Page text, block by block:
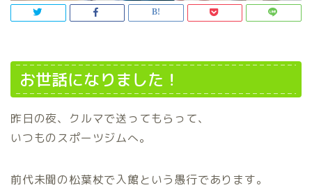
お世話になりました！
昨日の夜、クルマで送ってもらって、
いつものスポーツジムへ。
前代未聞の松葉杖で入館という愚行であります。